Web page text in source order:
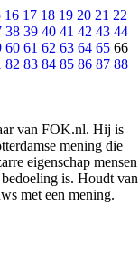
16 17 18 19 20 21 22
38 39 40 41 42 43 44
60 61 62 63 64 65 66
82 83 84 85 86 87 88
van FOK.nl. Hij is
mening die
eigenschap mensen
is. Houdt van
met een mening.